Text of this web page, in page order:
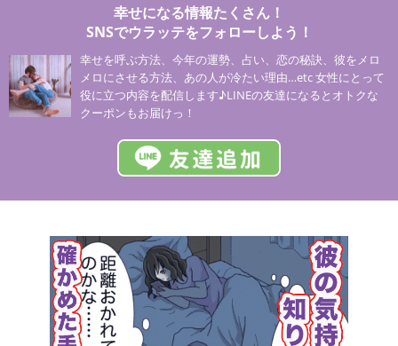
幸せになる情報たくさん！
SNSでウラッテをフォローしよう！
幸せを呼ぶ方法、今年の運勢、占い、恋の秘訣、彼をメロ
メロにさせる方法、あの人が冷たい理由…etc 女性にとって
役に立つ内容を配信します♪LINEの友達になるとオトクな
クーポンもお届けっ！